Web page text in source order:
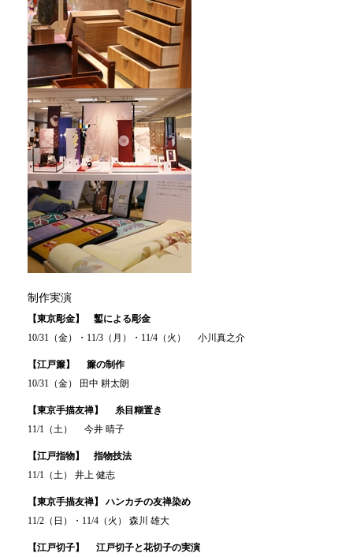
制作実演
【東京彫金】 鏨による彫金
10/31（金）・11/3（月）・11/4（火） 小川真之介
【江戸簾】 簾の制作
10/31（金） 田中 耕太朗
【東京手描友禅】 糸目糊置き
11/1（土） 今井 晴子
【江戸指物】 指物技法
11/1（土） 井上 健志
【東京手描友禅】 ハンカチの友禅染め
11/2（日）・11/4（火） 森川 雄大
【江戸切子】 江戸切子と花切子の実演